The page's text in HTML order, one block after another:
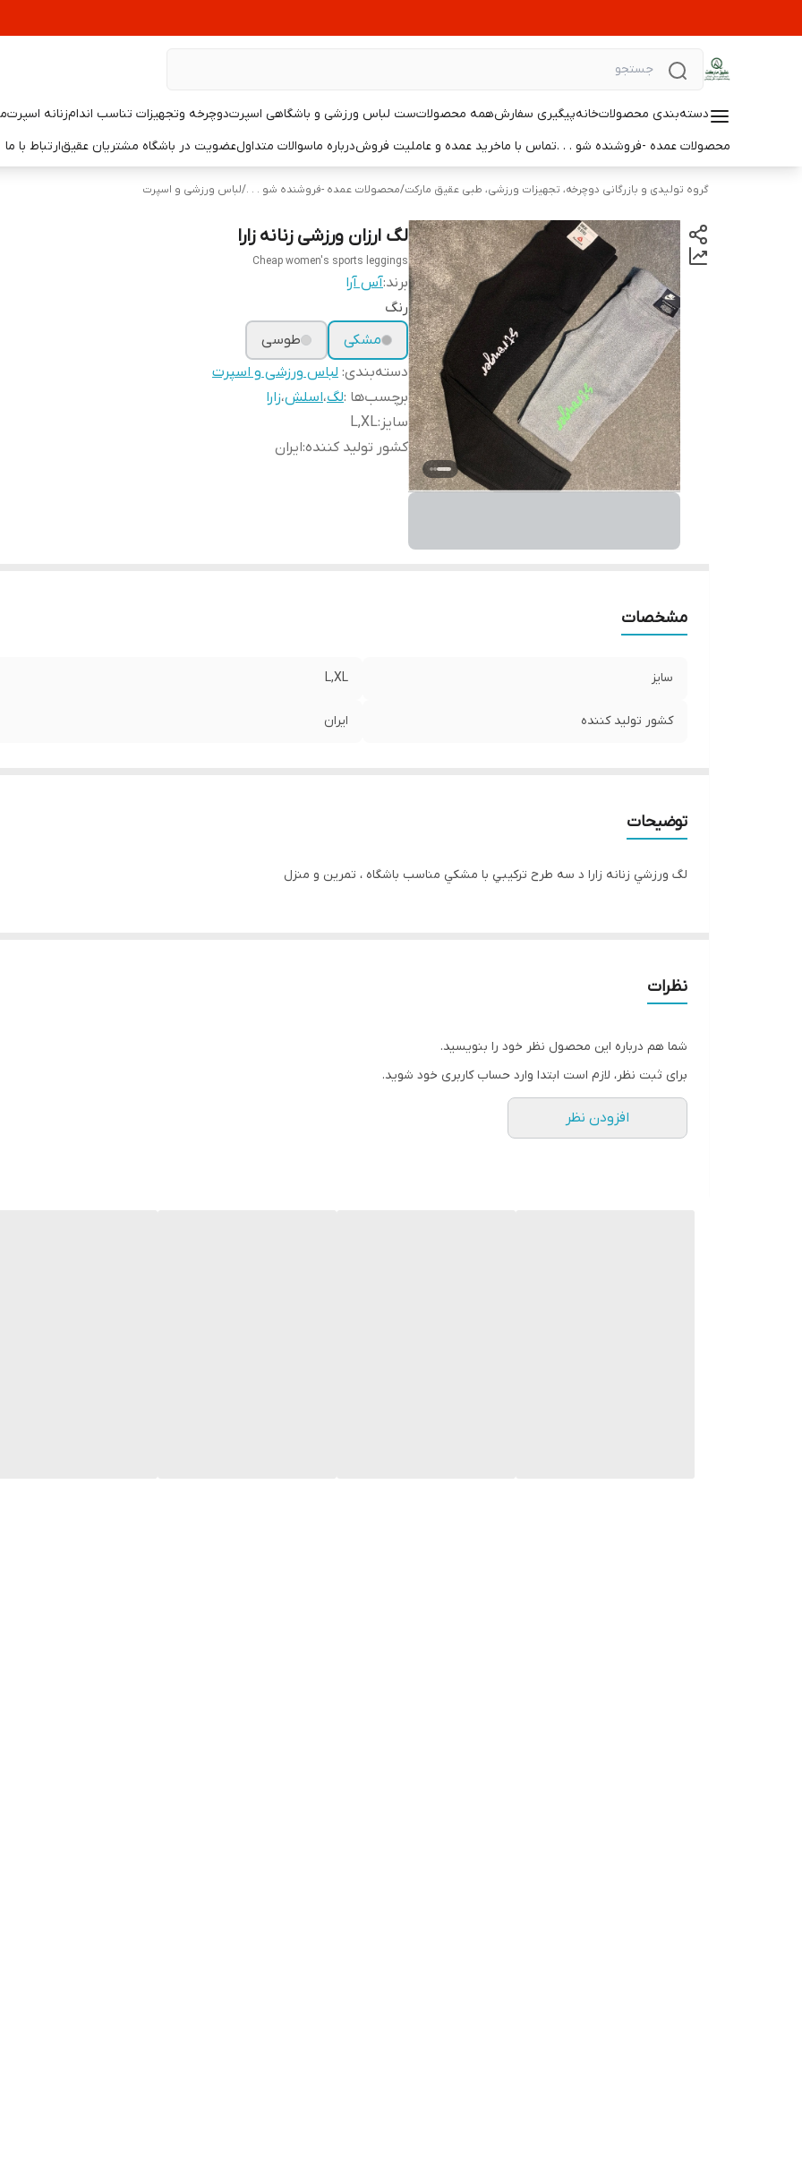
دسته‌بندی محصولاتخانهپیگیری سفارشهمه محصولاتست لباس ورزشی و باشگاهی اسپرتدوچرخه وتجهیزات تناسب اندامزنانه اسپرت
محصولات عمده -فروشنده شو . . .تماس با ماخرید عمده و عاملیت فروشدرباره ماسوالات متداولعضویت در باشگاه مشتریان عقیقارتباط با ما
گروه تولیدی و بازرگانی دوچرخه، تجهیزات ورزشی، طبی عقیق مارکت/محصولات عمده -فروشنده شو . . ./لباس ورزشی و اسپرت
لگ ارزان ورزشی زنانه زارا
Cheap women's sports leggings
برند:آس آرا
رنگ
مشکی
طوسی
دسته‌بندی: لباس ورزشی و اسپرت
برچسب‌ها :لگ،اسلش،زارا
سایز :
L,XL
کشور تولید کننده:ایران
مشخصات
سایز L,XL
کشور تولید کننده ایران
توضیحات
لگ ورزشي زنانه زارا د سه طرح تركيبي با مشكي مناسب باشگاه ، تمرين و منزل
نظرات
شما هم درباره این محصول نظر خود را بنویسید.
برای ثبت نظر، لازم است ابتدا وارد حساب کاربری خود شوید.
افزودن نظر